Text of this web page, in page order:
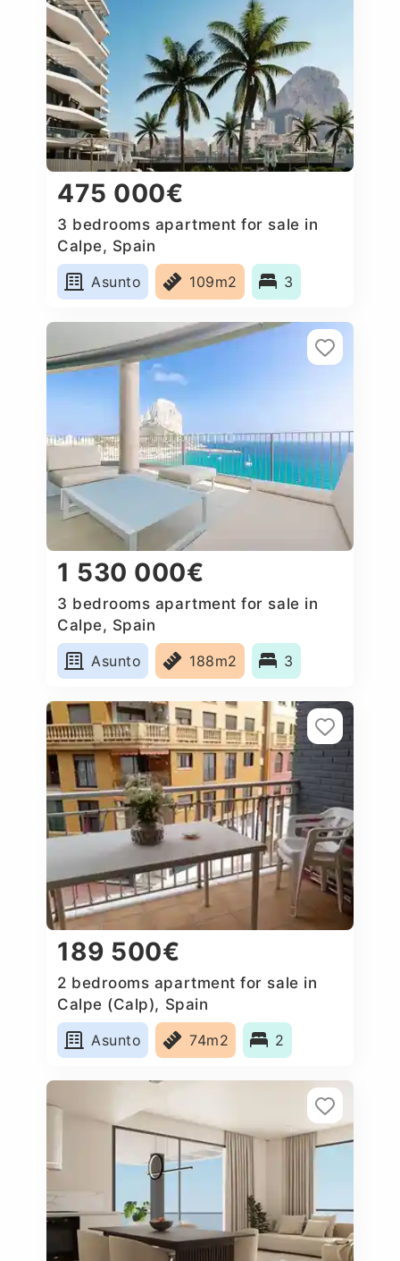
475 000€
3 bedrooms apartment for sale in
Calpe, Spain
Asunto
109m2 3
1 530 000€
3 bedrooms apartment for sale in
Calpe, Spain
Asunto
188m2 3
189 500€
2 bedrooms apartment for sale in
Calpe (Calp), Spain
Asunto
74m2 2